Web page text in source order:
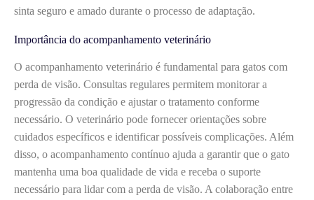
sinta seguro e amado durante o processo de adaptação.
Importância do acompanhamento veterinário
O acompanhamento veterinário é fundamental para gatos com
perda de visão. Consultas regulares permitem monitorar a
progressão da condição e ajustar o tratamento conforme
necessário. O veterinário pode fornecer orientações sobre
cuidados específicos e identificar possíveis complicações. Além
disso, o acompanhamento contínuo ajuda a garantir que o gato
mantenha uma boa qualidade de vida e receba o suporte
necessário para lidar com a perda de visão. A colaboração entre